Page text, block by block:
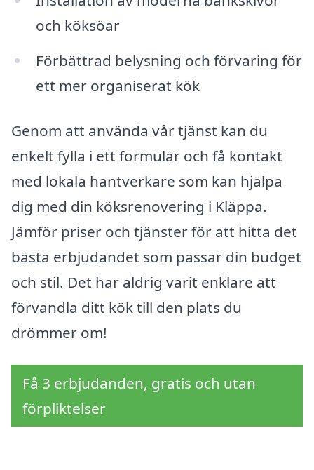
och köksöar
Förbättrad belysning och förvaring för
ett mer organiserat kök
Genom att använda vår tjänst kan du
enkelt fylla i ett formulär och få kontakt
med lokala hantverkare som kan hjälpa
dig med din köksrenovering i Kläppa.
Jämför priser och tjänster för att hitta det
bästa erbjudandet som passar din budget
och stil. Det har aldrig varit enklare att
förvandla ditt kök till den plats du
drömmer om!
Få 3 erbjudanden, gratis och utan
förpliktelser